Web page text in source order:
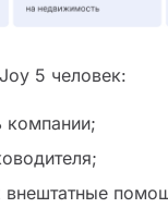
5 человек:
компании;
внештатные